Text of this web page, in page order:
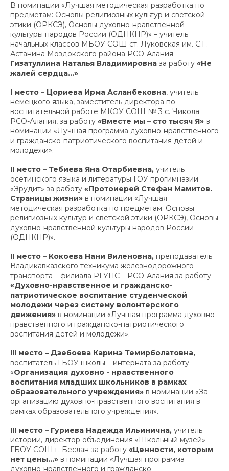
В номинации «Лучшая методическая разработка по
предметам: Основы религиозных культур и светской
этики (ОРКСЭ), Основы духовно-нравственной
культуры народов России (ОДНКНР)» – учитель
начальных классов МБОУ СОШ ст. Луковская им. С.Г.
Астанина Моздокского района РСО-Алания
Гизатуллина Наталья Владимировна за работу «Не
жалей сердца...»
I место – Цориева Ирма Асланбековна, учитель
немецкого языка, заместитель директора по
воспитательной работе МКОУ СОШ № 3 с. Чикола
РСО-Алания, за работу «Вместе мы – сто тысяч Я» в
номинации «Лучшая программа духовно-нравственного
и гражданско-патриотического воспитания детей и
молодежи».
II место – Тебиева Яна Отарбиевна, учитель
осетинского языка и литературы ГОУ прогимназии
«Эрудит» за работу «Протоиерей Стефан Мамитов.
Страницы жизни» в номинации «Лучшая
методическая разработка по предметам: Основы
религиозных культур и светской этики (ОРКСЭ), Основы
духовно-нравственной культуры народов России
(ОДНКНР)».
II место – Кокоева Нани Виленовна, преподаватель
Владикавказского техникума железнодорожного
транспорта – филиала РГУПС – РСО-Алания за работу
«Духовно-нравственное и гражданско-
патриотическое воспитание студенческой
молодежи через систему волонтерского
движения» в номинации «Лучшая программа духовно-
нравственного и гражданско-патриотического
воспитания детей и молодежи».
III место – Дзебоева Каринэ Темирболатовна,
воспитатель ГБОУ школы – интерната за работу
«Организация духовно - нравственного
воспитания младших школьников в рамках
образовательного учреждения» в номинации «За
организацию духовно-нравственного воспитания в
рамках образовательного учреждения».
III место – Гуриева Надежда Ильинична, учитель
истории, директор объединения «Школьный музей»
ГБОУ СОШ г. Беслан за работу «Ценности, которым
нет цены...» в номинации «Лучшая программа
духовно-нравственного и гражданско-